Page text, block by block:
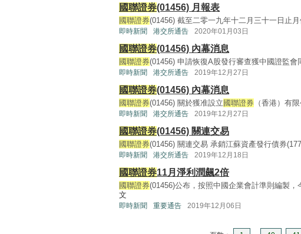
國聯證券(01456) 月報表
國聯證券(01456) 截至二零一九年十二月三十一日止
即時新聞 港交所通告 2020年01月03日
國聯證券(01456) 內幕消息
國聯證券(01456) 申請恢復A股發行審查獲中國證監會
即時新聞 港交所通告 2019年12月27日
國聯證券(01456) 內幕消息
國聯證券(01456) 關於獲准設立 國聯證券 （香港）有
即時新聞 港交所通告 2019年12月27日
國聯證券(01456) 關連交易
國聯證券(01456) 關連交易 承銷江蘇資產發行債券
即時新聞 港交所通告 2019年12月18日
國聯證券11月淨利潤飆2倍
國聯證券(01456)公布，按照中國企業會計準則編製
文
即時新聞 重要通告 2019年12月06日